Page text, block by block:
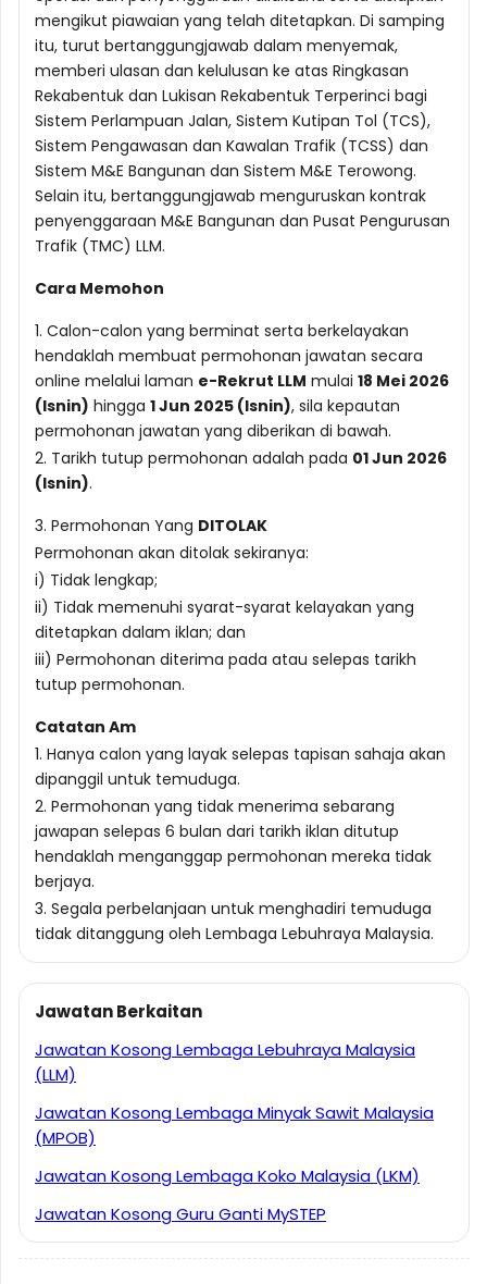
mengikut piawaian yang telah ditetapkan. Di samping
itu, turut bertanggungjawab dalam menyemak,
memberi ulasan dan kelulusan ke atas Ringkasan
Rekabentuk dan Lukisan Rekabentuk Terperinci bagi
Sistem Perlampuan Jalan, Sistem Kutipan Tol (TCS),
Sistem Pengawasan dan Kawalan Trafik (TCSS) dan
Sistem M&E Bangunan dan Sistem M&E Terowong.
Selain itu, bertanggungjawab menguruskan kontrak
penyenggaraan M&E Bangunan dan Pusat Pengurusan
Trafik (TMC) LLM.
Cara Memohon
1. Calon-calon yang berminat serta berkelayakan
hendaklah membuat permohonan jawatan secara
online melalui laman e-Rekrut LLM mulai 18 Mei 2026
(Isnin) hingga 1 Jun 2025 (Isnin), sila kepautan
permohonan jawatan yang diberikan di bawah.
2. Tarikh tutup permohonan adalah pada 01 Jun 2026
(Isnin).
3. Permohonan Yang DITOLAK
Permohonan akan ditolak sekiranya:
i) Tidak lengkap;
ii) Tidak memenuhi syarat-syarat kelayakan yang
ditetapkan dalam iklan; dan
iii) Permohonan diterima pada atau selepas tarikh
tutup permohonan.
Catatan Am
1. Hanya calon yang layak selepas tapisan sahaja akan
dipanggil untuk temuduga.
2. Permohonan yang tidak menerima sebarang
jawapan selepas 6 bulan dari tarikh iklan ditutup
hendaklah menganggap permohonan mereka tidak
berjaya.
3. Segala perbelanjaan untuk menghadiri temuduga
tidak ditanggung oleh Lembaga Lebuhraya Malaysia.
Jawatan Berkaitan
Jawatan Kosong Lembaga Lebuhraya Malaysia
(LLM)
Jawatan Kosong Lembaga Minyak Sawit Malaysia
(MPOB)
Jawatan Kosong Lembaga Koko Malaysia (LKM)
Jawatan Kosong Guru Ganti MySTEP